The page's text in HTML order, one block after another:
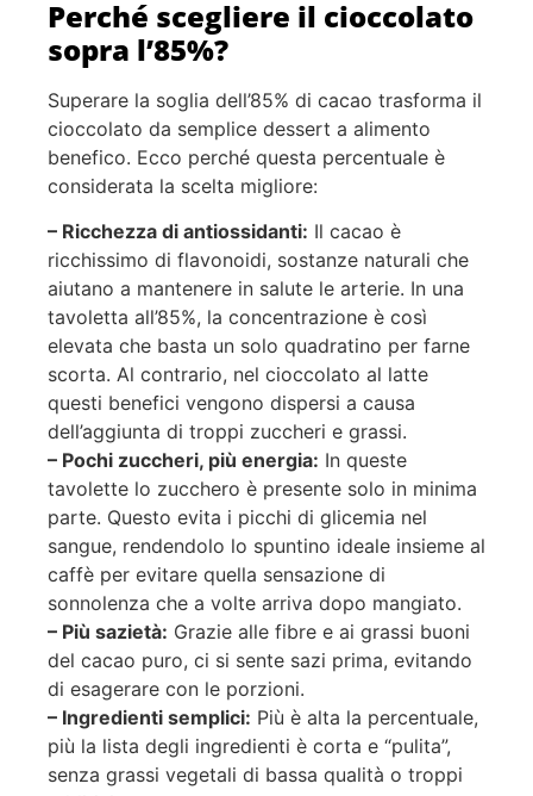
Perché scegliere il cioccolato
sopra l’85%?
Superare la soglia dell’85% di cacao trasforma il
cioccolato da semplice dessert a alimento
benefico. Ecco perché questa percentuale è
considerata la scelta migliore:
– Ricchezza di antiossidanti: Il cacao è
ricchissimo di flavonoidi, sostanze naturali che
aiutano a mantenere in salute le arterie. In una
tavoletta all’85%, la concentrazione è così
elevata che basta un solo quadratino per farne
scorta. Al contrario, nel cioccolato al latte
questi benefici vengono dispersi a causa
dell’aggiunta di troppi zuccheri e grassi.
– Pochi zuccheri, più energia: In queste
tavolette lo zucchero è presente solo in minima
parte. Questo evita i picchi di glicemia nel
sangue, rendendolo lo spuntino ideale insieme al
caffè per evitare quella sensazione di
sonnolenza che a volte arriva dopo mangiato.
– Più sazietà: Grazie alle fibre e ai grassi buoni
del cacao puro, ci si sente sazi prima, evitando
di esagerare con le porzioni.
– Ingredienti semplici: Più è alta la percentuale,
più la lista degli ingredienti è corta e “pulita”,
senza grassi vegetali di bassa qualità o troppi